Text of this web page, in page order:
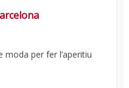
per fer l’aperitiu